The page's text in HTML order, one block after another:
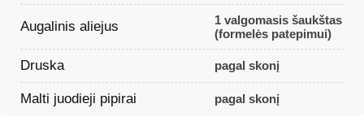
Augalinis aliejus
1 valgomasis šaukštas
(formelės patepimui)
Druska pagal skonį
Malti juodieji pipirai pagal skonį